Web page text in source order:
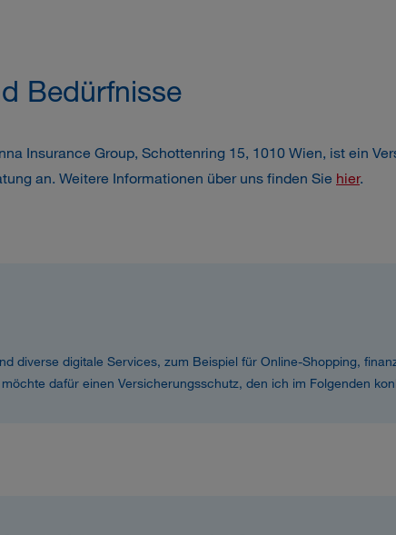
Bedürfnisse
Insurance Group, Schottenring 15, 1010 Wien, ist ein
an. Weitere Informationen über uns finden Sie hier.
diverse digitale Services, zum Beispiel für Online-Shopping,
dafür einen Versicherungsschutz, den ich im Folgenden